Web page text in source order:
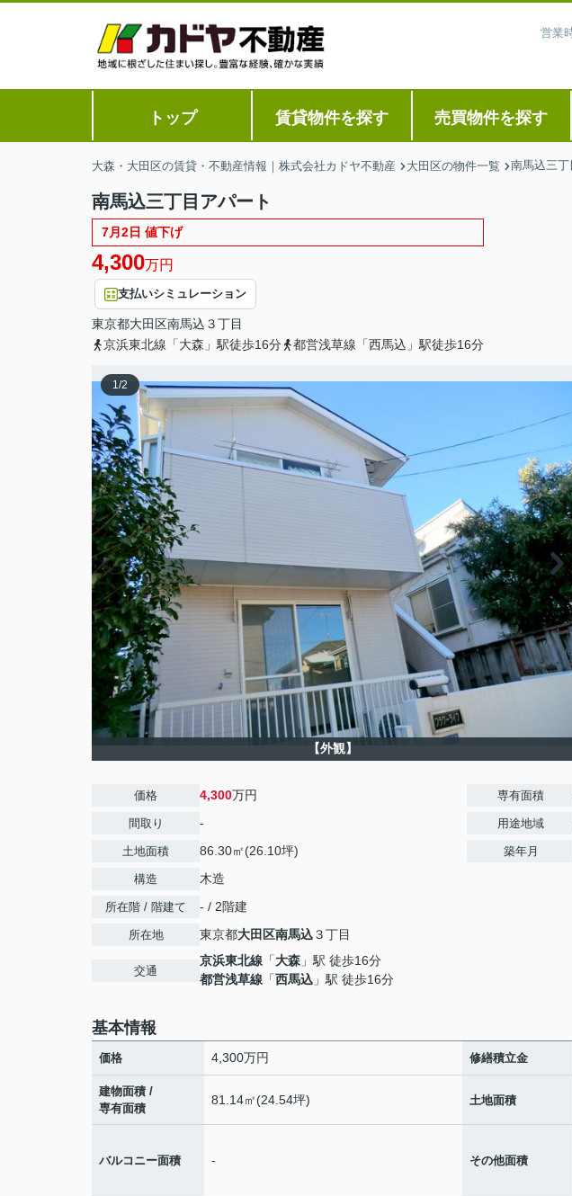
営業
トップ 賃貸物件を探す 売買物件を探す
大森・大田区の賃貸・不動産情報｜株式会社カドヤ不動産 大田区の物件一覧 南馬込三丁
南馬込三丁目アパート
7月2日 値下げ
4,300万円
支払いシミュレーション
東京都大田区南馬込 ３丁目
京浜東北線「大森」駅徒歩16分
都営浅草線「西馬込」駅徒歩16分
1/2
【外観】
価格 4,300万円
間取り -
土地面積 86.30㎡(26.10坪)
構造 木造
所在階 / 階建て - / 2階建
所在地 東京都大田区南馬込３丁目
交通
京浜東北線 「大森 」駅 徒歩16分
都営浅草線 「西馬込 」駅 徒歩16分
専有面積
用途地域
築年月
基本情報
価格 4,300万円 修繕積立金
建物面積 /
専有面積
81.14㎡(24.54坪) 土地面積
バルコニー面積 - その他面積